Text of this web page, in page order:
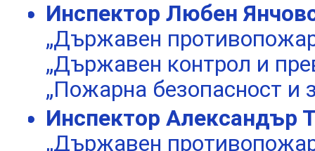
Инспектор Любен
„Държавен
„Държавен контрол и
„Пожарна безопасност и
Инспектор Александър
„Държавен